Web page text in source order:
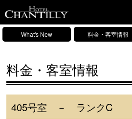
What's New 料金・客室情報
料金・客室情報
405号室 － ランクC